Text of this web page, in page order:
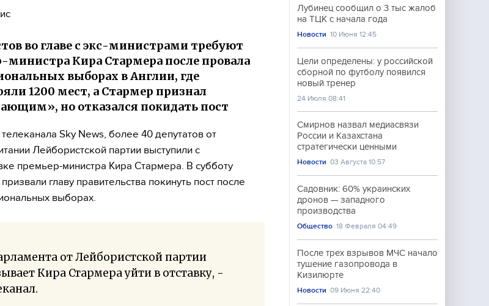
во главе с экс-министрами требуют
министра Кира Стармера после провала
выборах в Англии, где
1200 мест, а Стармер признал
но отказался покидать пост
Sky News, более 40 депутатов от
Лейбористской партии выступили с
премьер-министра Кира Стармера. В субботу
главу правительства покинуть пост после
выборах.
от Лейбористской партии
Кира Стармера уйти в отставку, -
Лубинец сообщил о 3 тыс жалоб
на ТЦК с начала года
Новости 10 Июня 12:45
Цели определены: у российской
сборной по футболу появился
новый тренер
24 Июля 08:41
Смирнов назвал медиасвязи
России и Казахстана
стратегически ценными
Новости 03 Августа 10:57
Садовник: 60% украинских
дронов — западного
производства
Общество 18 Февраля 04:49
После трех взрывов МЧС начало
тушение газопровода в
Кизилюрте
Новости 09 Июня 22:40